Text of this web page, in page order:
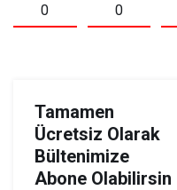
0 0
Tamamen
Ücretsiz Olarak
Bültenimize
Abone Olabilirsin